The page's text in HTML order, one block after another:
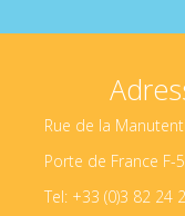
Rue de la
Porte de France F-
Tel: +33 (0)3 82 24